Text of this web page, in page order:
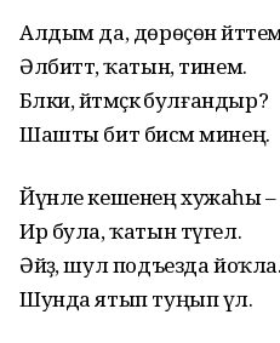
Алдым да, дөрөҫөн
Әлбиттә, ҡатын, тинем.
Бәлки, әйтмәҫкә булғандыр?
Шашты бит бисәм минең.
Йүнле кешенең хужаһы –
Ир була, ҡатын түгел.
Әйҙә, шул подъезда йоҡла.
Шунда ятып туңып үл.